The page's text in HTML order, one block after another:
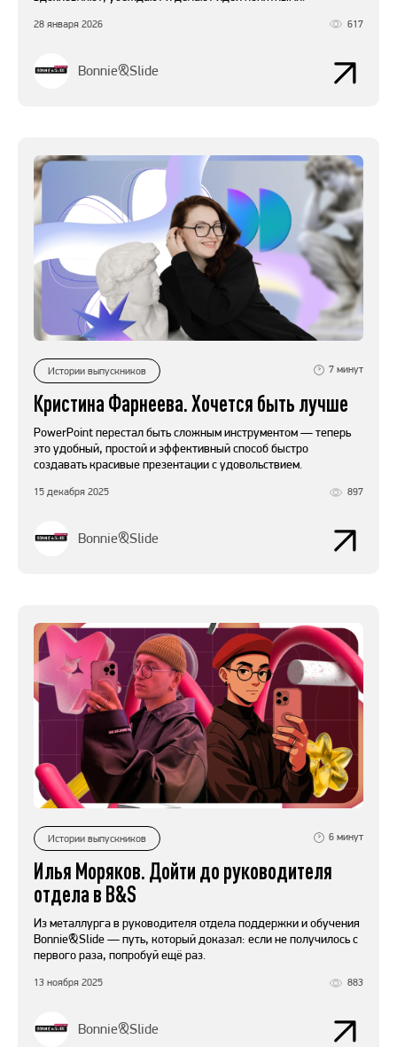
28 января 2026 617
Bonnie&Slide
Истории выпускников 7 минут
Кристина Фарнеева. Хочется быть лучше
PowerPoint перестал быть сложным инструментом — теперь
это удобный, простой и эффективный способ быстро
создавать красивые презентации с удовольствием.
15 декабря 2025 897
Bonnie&Slide
Истории выпускников 6 минут
Илья Моряков. Дойти до руководителя
отдела в B&S
Из металлурга в руководителя отдела поддержки и обучения
Bonnie&Slide — путь, который доказал: если не получилось с
первого раза, попробуй ещё раз.
13 ноября 2025 883
Bonnie&Slide